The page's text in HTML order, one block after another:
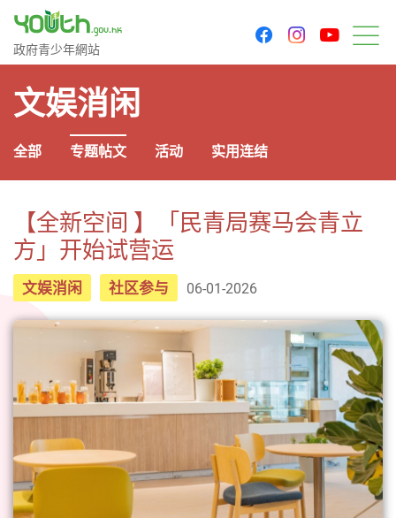
政府青少年网站
政府青少年網站
facebookinstagram
文娱消闲
全部 专题帖文 活动 实用连结
【全新空间 】「民青局赛马会青立
方」开始试营运
文娱消闲 社区参与 06-01-2026